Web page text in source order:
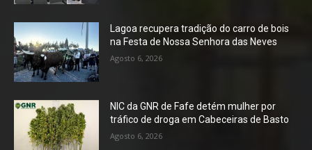
Lagoa recupera tradição do carro de bois
na Festa de Nossa Senhora das Neves
Agosto 6, 2026
NIC da GNR de Fafe detém mulher por
tráfico de droga em Cabeceiras de Basto
Agosto 6, 2026